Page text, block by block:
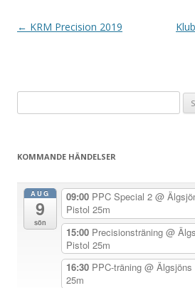
I
a
← KRM Precision 2019
efter:
KOMMANDE HÄNDELSER
AUG
9
sön
09:00 PPC Special 2 @
Pistol 25m
15:00 Precisionsträning @
Pistol 25m
16:30 PPC-träning @
25m